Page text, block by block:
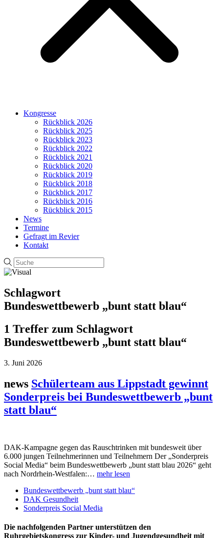
Kongresse
Rückblick 2026
Rückblick 2025
Rückblick 2023
Rückblick 2022
Rückblick 2021
Rückblick 2020
Rückblick 2019
Rückblick 2018
Rückblick 2017
Rückblick 2016
Rückblick 2015
News
Termine
Gefragt im Revier
Kontakt
Schlagwort
Bundeswettbewerb „bunt statt blau“
1 Treffer zum Schlagwort
Bundeswettbewerb „bunt statt blau“
3. Juni 2026
news Schülerteam aus Lippstadt gewinnt
Sonderpreis bei Bundeswettbewerb „bunt
statt blau“
DAK-Kampagne gegen das Rauschtrinken mit bundesweit über
6.000 jungen Teilnehmerinnen und Teilnehmern Der „Sonderpreis
Social Media“ beim Bundeswettbewerb „bunt statt blau 2026“ geht
nach Nordrhein-Westfalen:… mehr lesen
Bundeswettbewerb „bunt statt blau“
DAK Gesundheit
Sonderpreis Social Media
Die nachfolgenden Partner unterstützen den
Ruhrgebietskongress zur Kinder- und Jugendgesundheit mit